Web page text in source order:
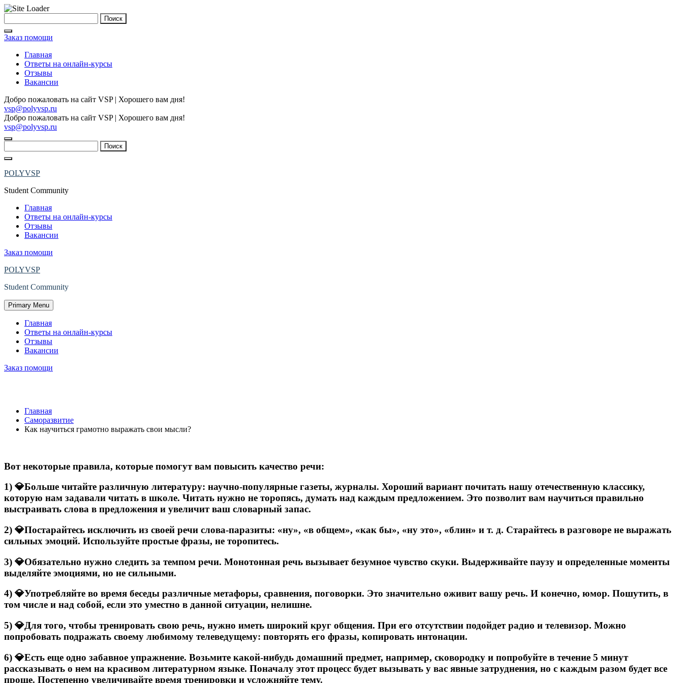
to
content
Заказ помощи
Главная
Ответы на онлайн-курсы
Отзывы
Вакансии
Добро пожаловать на сайт VSP | Хорошего вам дня!
vsp@polyvsp.ru
Добро пожаловать на сайт VSP | Хорошего вам дня!
vsp@polyvsp.ru
POLYVSP
Student Community
Главная
Ответы на онлайн-курсы
Отзывы
Вакансии
Заказ помощи
POLYVSP
Student Community
Primary Menu
Главная
Ответы на онлайн-курсы
Отзывы
Вакансии
Заказ помощи
Главная
Саморазвитие
Как научиться грамотно выражать свои мысли?
Вот некоторые правила, которые помогут вам повысить качество речи:
1) 💎Больше читайте различную литературу: научно-популярные газеты, журналы. Хороший вариант почитать нашу отечественную классику,
которую нам задавали читать в школе. Читать нужно не торопясь, думать над каждым предложением. Это позволит вам научиться правильно
выстраивать слова в предложения и увеличит ваш словарный запас.
2) 💎Постарайтесь исключить из своей речи слова-паразиты: «ну», «в общем», «как бы», «ну это», «блин» и т. д. Старайтесь в разговоре не выражать
сильных эмоций. Используйте простые фразы, не торопитесь.
3) 💎Обязательно нужно следить за темпом речи. Монотонная речь вызывает безумное чувство скуки. Выдерживайте паузу и определенные моменты
выделяйте эмоциями, но не сильными.
4) 💎Употребляйте во время беседы различные метафоры, сравнения, поговорки. Это значительно оживит вашу речь. И конечно, юмор. Пошутить, в
том числе и над собой, если это уместно в данной ситуации, нелишне.
5) 💎Для того, чтобы тренировать свою речь, нужно иметь широкий круг общения. При его отсутствии подойдет радио и телевизор. Можно
попробовать подражать своему любимому телеведущему: повторять его фразы, копировать интонации.
6) 💎Есть еще одно забавное упражнение. Возьмите какой-нибудь домашний предмет, например, сковородку и попробуйте в течение 5 минут
рассказывать о нем на красивом литературном языке. Поначалу этот процесс будет вызывать у вас явные затруднения, но с каждым разом будет все
проще. Постепенно увеличивайте время тренировки и усложняйте тему.